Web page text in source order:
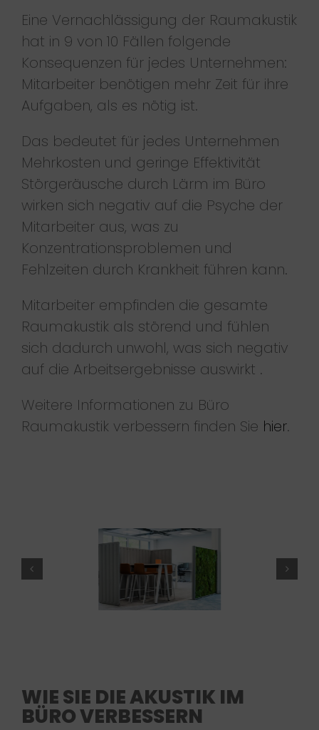
Eine Vernachlässigung der Raumakustik
hat in 9 von 10 Fällen folgende
Konsequenzen für jedes Unternehmen:
Mitarbeiter benötigen mehr Zeit für ihre
Aufgaben, als es nötig ist.
Das bedeutet für jedes Unternehmen
Mehrkosten und geringe Effektivität
Störgeräusche durch Lärm im Büro
wirken sich negativ auf die Psyche der
Mitarbeiter aus, was zu
Konzentrationsproblemen und
Fehlzeiten durch Krankheit führen kann.
Mitarbeiter empfinden die gesamte
Raumakustik als störend und fühlen
sich dadurch unwohl, was sich negativ
auf die Arbeitsergebnisse auswirkt .
Weitere Informationen zu Büro
Raumakustik verbessern finden Sie hier.
WIE SIE DIE AKUSTIK IM
BÜRO VERBESSERN